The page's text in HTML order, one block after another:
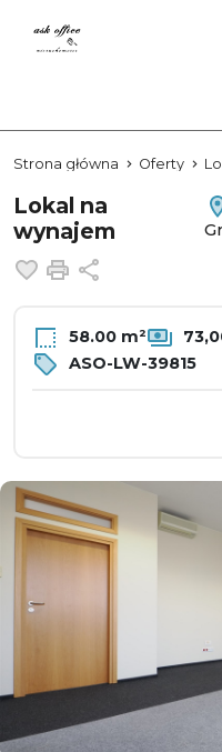
Strona główna Oferty
Lokal na
wynajem
Dodaj do
Drukuj
58.00 m²
ASO-LW-39815